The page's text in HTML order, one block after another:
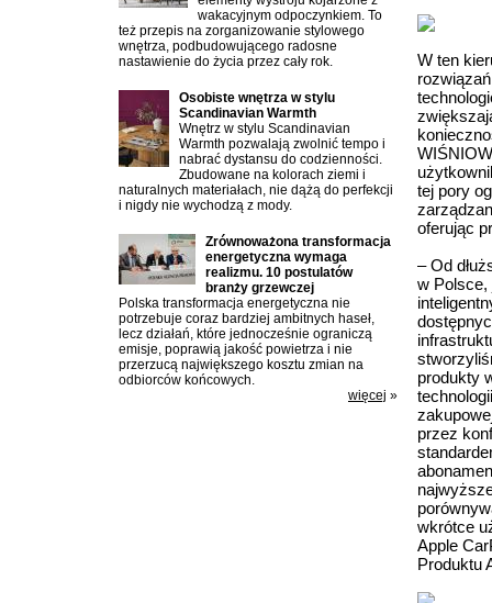
W ten
tej pory
oferując
– Od
w Polsce,
produkty
przez
wkrótce
Apple
Produktu
wakacyjnym odpoczynkiem. To
też przepis na zorganizowanie stylowego
wnętrza, podbudowującego radosne
nastawienie do życia przez cały rok.
Osobiste wnętrza w stylu
Scandinavian Warmth
Wnętrz w stylu Scandinavian
Warmth pozwalają zwolnić tempo i
nabrać dystansu do codzienności.
Zbudowane na kolorach ziemi i
naturalnych materiałach, nie dążą do perfekcji
i nigdy nie wychodzą z mody.
Zrównoważona transformacja
energetyczna wymaga
realizmu. 10 postulatów
branży grzewczej
Polska transformacja energetyczna nie
potrzebuje coraz bardziej ambitnych haseł,
lecz działań, które jednocześnie ograniczą
emisje, poprawią jakość powietrza i nie
przerzucą największego kosztu zmian na
odbiorców końcowych.
więcej »